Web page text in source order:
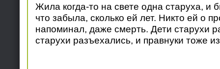
Жила когда-то на свете одна старуха, и
что забыла, сколько ей лет. Никто ей о
напоминал, даже смерть. Дети старухи
старухи разъехались, и правнуки тоже